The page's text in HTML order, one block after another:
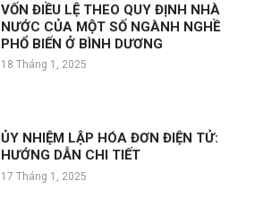
VỐN ĐIỀU LỆ THEO QUY ĐỊNH NHÀ
NƯỚC CỦA MỘT SỐ NGÀNH NGHỀ
PHỔ BIẾN Ở BÌNH DƯƠNG
18 Tháng 1, 2025
ỦY NHIỆM LẬP HÓA ĐƠN ĐIỆN TỬ:
HƯỚNG DẪN CHI TIẾT
17 Tháng 1, 2025